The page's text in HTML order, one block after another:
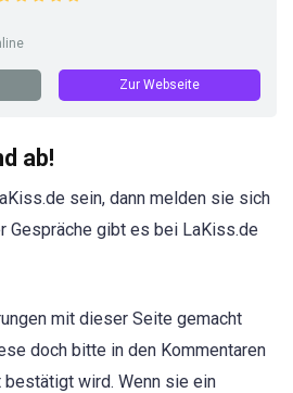
Zur Webseite
ab!
sein, dann melden sie sich
Gespräche gibt es bei LaKiss.de
mit dieser Seite gemacht
doch bitte in den Kommentaren
wird. Wenn sie ein